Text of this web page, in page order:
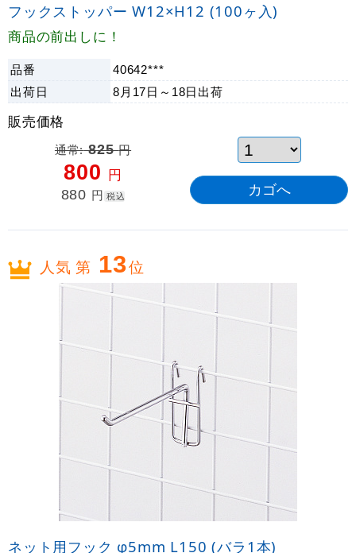
フックストッパー W12×H12 (100ヶ入)
商品の前出しに！
品番 40642***
出荷日 8月17日～18日 出荷
販売価格
通常:825円
800 円
880 円 税込
人気 第 13位
ネット用フック φ5mm L150 (バラ1本)